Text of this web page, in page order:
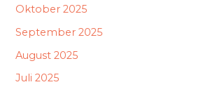
Oktober 2025
September 2025
August 2025
Juli 2025